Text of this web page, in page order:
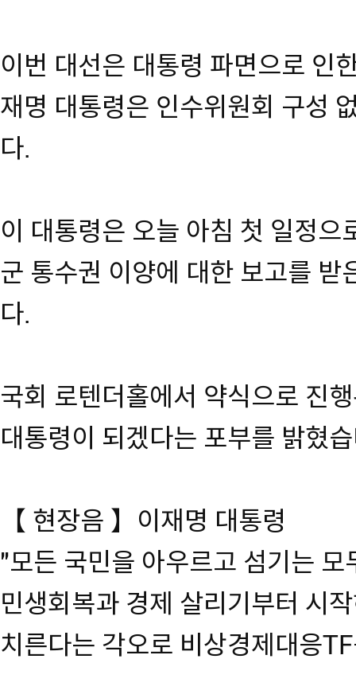
이번 대선은 대통령 파면으로 인
재명 대통령은 인수위원회 구성
다.
이 대통령은 오늘 아침 첫 일정으
군 통수권 이양에 대한 보고를 받
다.
국회 로텐더홀에서 약식으로 진
대통령이 되겠다는 포부를 밝혔
【 현장음 】이재명 대통령
"모든 국민을 아우르고 섬기는
민생회복과 경제 살리기부터 시
치른다는 각오로 비상경제대응